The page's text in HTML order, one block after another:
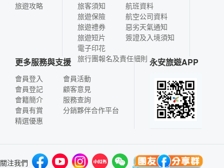
旅遊攻略
旅客須知
旅遊保險
旅遊禮券
旅遊短片
電子印花
航班資料
航空公司資料
惡劣天氣通知
簽證及入境須知
旅行團報名及責任細則
更多服務與支援
會員登入
會員登記
會籍簡介
會員有賞
精選優惠
會員活動
顧客意見
服務查詢
分銷夥伴合作平台
永安旅遊APP
關注我們